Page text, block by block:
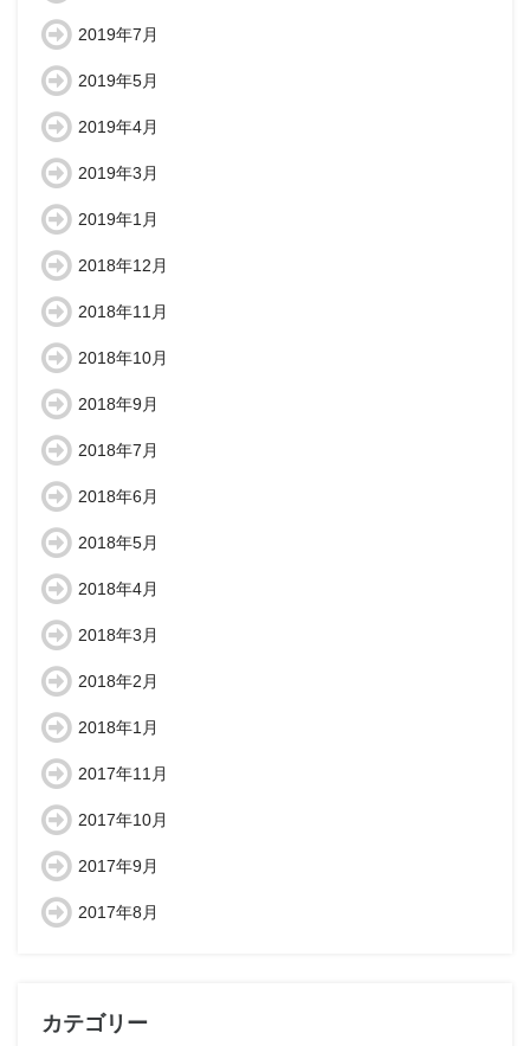
2019年7月
2019年5月
2019年4月
2019年3月
2019年1月
2018年12月
2018年11月
2018年10月
2018年9月
2018年7月
2018年6月
2018年5月
2018年4月
2018年3月
2018年2月
2018年1月
2017年11月
2017年10月
2017年9月
2017年8月
カテゴリー